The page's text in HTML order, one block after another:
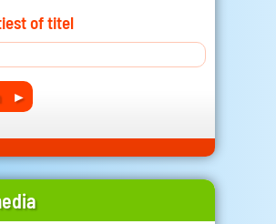
of titel